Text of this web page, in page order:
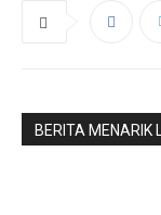
BERITA MENARIK